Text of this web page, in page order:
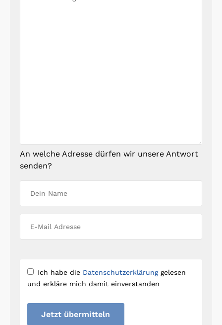
An welche Adresse dürfen wir unsere Antwort
senden?
Ich habe die Datenschutzerklärunggelesen
und erkläre mich damit einverstanden
Jetzt übermitteln